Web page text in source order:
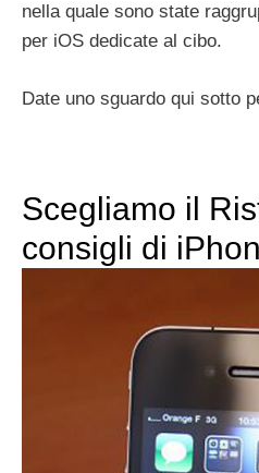
nella quale sono state
per iOS dedicate al cibo.
Date uno sguardo qui sotto
Scegliamo il
consigli di